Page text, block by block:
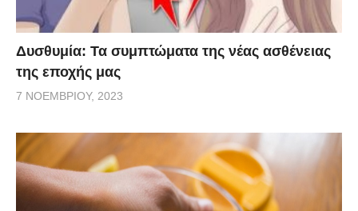
Δυσθυμία: Τα συμπτώματα της νέας ασθένειας
της εποχής μας
7 ΝΟΕΜΒΡΊΟΥ, 2023